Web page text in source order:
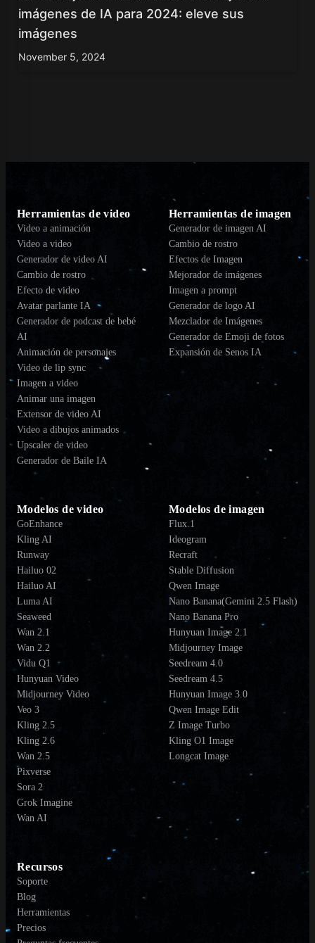
imágenes de IA para 2024: eleve sus
imágenes
November 5, 2024
Herramientas de video
Video a animación
Video a video
Generador de video AI
Cambio de rostro
Efecto de video
Avatar parlante IA
Generador de podcast de bebé
AI
Animación de personajes
Video de lip sync
Imagen a video
Animar una imagen
Extensor de video AI
Video a dibujos animados
Upscaler de video
Generador de Baile IA
Herramientas de imagen
Generador de imagen AI
Cambio de rostro
Efectos de Imagen
Mejorador de imágenes
Imagen a prompt
Generador de logo AI
Mezclador de Imágenes
Generador de Emoji de fotos
Expansión de Senos IA
Modelos de video
GoEnhance
Kling AI
Runway
Hailuo 02
Hailuo AI
Luma AI
Seaweed
Wan 2.1
Wan 2.2
Vidu Q1
Hunyuan Video
Midjourney Video
Veo 3
Kling 2.5
Kling 2.6
Wan 2.5
Pixverse
Sora 2
Grok Imagine
Wan AI
Modelos de imagen
Flux.1
Ideogram
Recraft
Stable Diffusion
Qwen Image
Nano Banana(Gemini 2.5 Flash)
Nano Banana Pro
Hunyuan Image 2.1
Midjourney Image
Seedream 4.0
Seedream 4.5
Hunyuan Image 3.0
Qwen Image Edit
Z Image Turbo
Kling O1 Image
Longcat Image
Recursos
Soporte
Blog
Herramientas
Precios